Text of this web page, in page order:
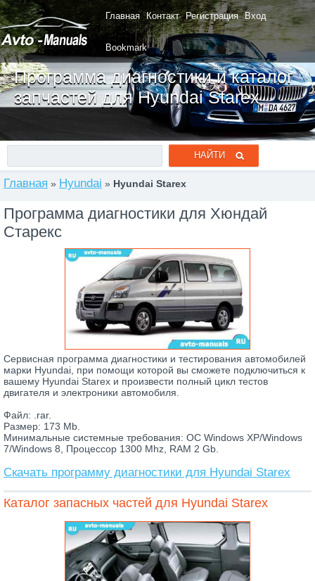
Главная Контакт Регистрация Вход
Bookmark
Программа диагностики и каталог
запчастей для Hyundai Starex
Главная » Hyundai » Hyundai Starex
Программа диагностики для Хюндай
Старекс
Сервисная программа диагностики и тестирования автомобилей
марки Hyundai, при помощи которой вы сможете подключиться к
вашему Hyundai Starex и произвести полный цикл тестов
двигателя и электроники автомобиля.
Файл: .rar.
Размер: 173 Mb.
Минимальные системные требования: ОС Windows XP/Windows
7/Windows 8, Процессор 1300 Mhz, RAM 2 Gb.
Скачать программу диагностики для Hyundai Starex
Каталог запасных частей для Hyundai Starex